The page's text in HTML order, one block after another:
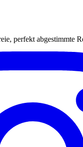
perfekt abgestimmte